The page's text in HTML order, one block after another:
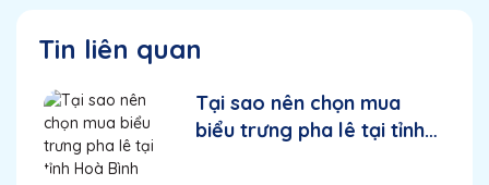
Tin liên quan
Tại sao nên chọn mua
biểu trưng pha lê tại tỉnh